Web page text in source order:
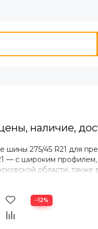
наличие,
шины 275/45 R21 для
— с широким
области,
−12%